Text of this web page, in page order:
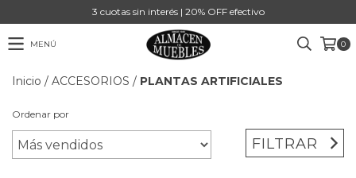
3 cuotas sin interés | 20% OFF efectivo
MENÚ 0
Inicio / ACCESORIOS / PLANTAS ARTIFICIALES
Ordenar por
FILTRAR